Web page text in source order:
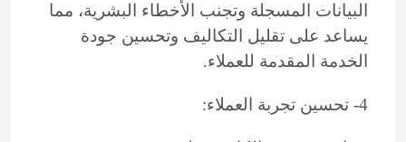
البيانات المسجلة وتجنب الأخطاء البشرية، مما
يساعد على تقليل التكاليف وتحسين جودة
الخدمة المقدمة للعملاء.
4- تحسين تجربة العملاء: